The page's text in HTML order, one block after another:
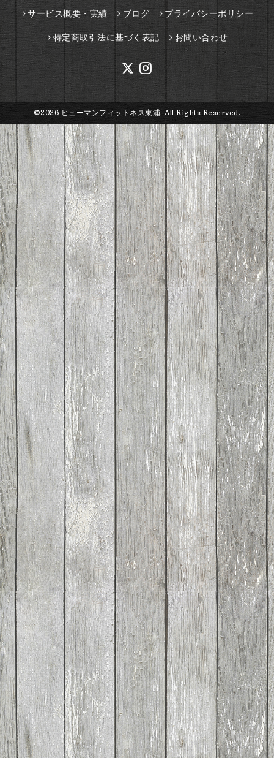
サービス概要・実績 ブログ プライバシーポリシー
特定商取引法に基づく表記 お問い合わせ
©2026 ヒューマンフィットネス東浦. All Rights Reserved.